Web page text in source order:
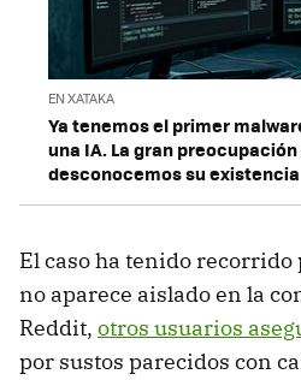
EN XATAKA
Ya tenemos el primer
una IA. La gran
desconocemos su existencia
El caso ha tenido
no aparece aislado en la
Reddit, otros usuarios
por sustos parecidos con